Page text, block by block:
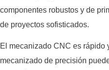
componentes robustos y de
de proyectos sofisticados.
El mecanizado CNC es rápido
mecanizado de precisión